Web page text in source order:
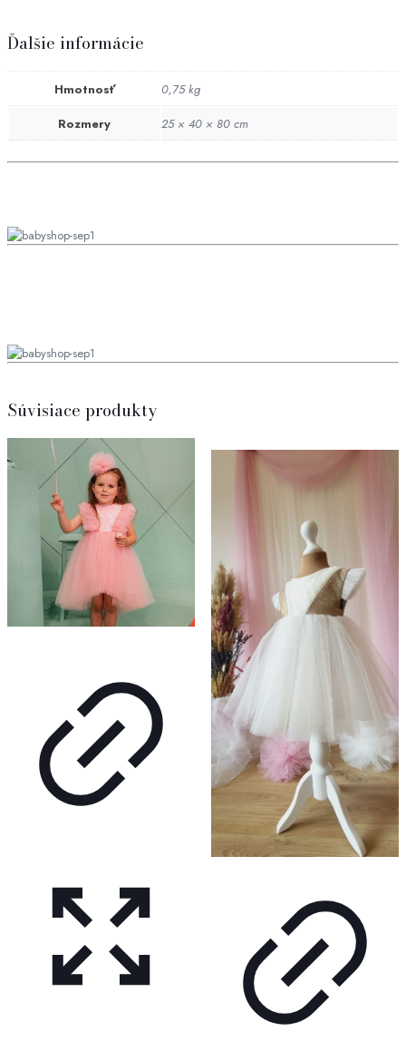
Ďalšie informácie
Hmotnosť
0,75 kg
Rozmery
25 × 40 × 80 cm
Súvisiace produkty